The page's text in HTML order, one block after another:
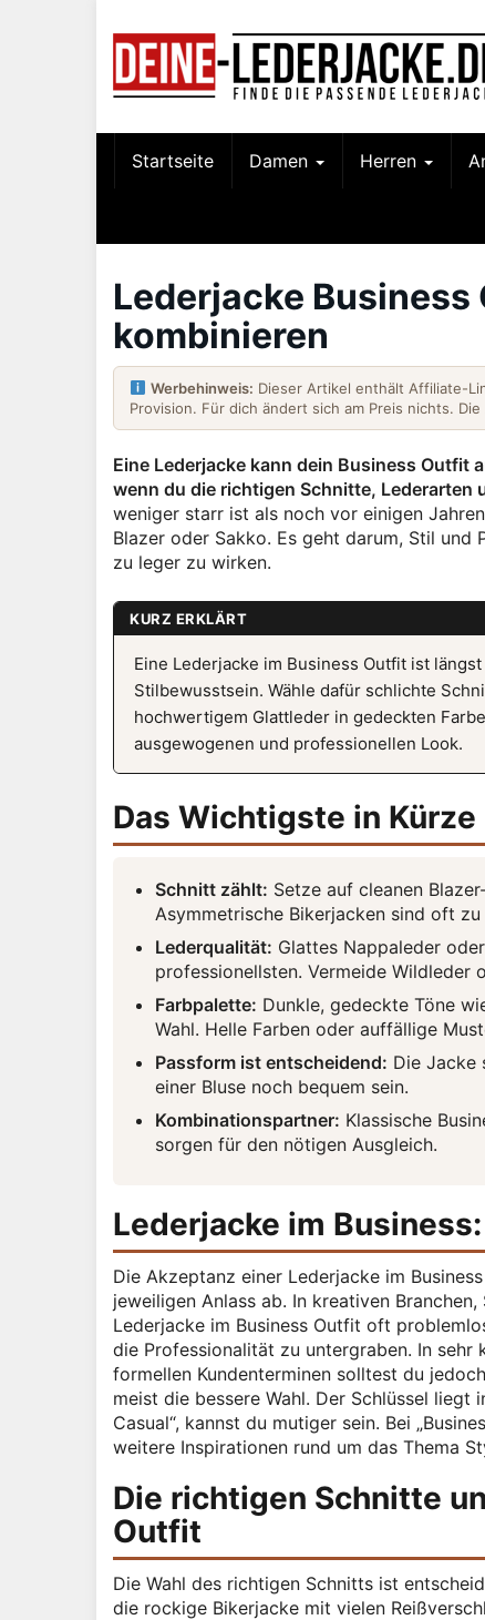
Startseite Damen Herren
Lederjacke
kombinieren
Werbehinweis: Dieser Artikel enthält Affiliate-
Provision. Für dich ändert sich am Preis nichts.
Eine Lederjacke kann dein Business Outfit
wenn du die richtigen Schnitte, Lederarten
weniger starr ist als noch vor einigen
Blazer oder Sakko. Es geht darum, Stil
zu leger zu wirken.
KURZ ERKLÄRT
Eine Lederjacke im Business Outfit ist
Stilbewusstsein. Wähle dafür schlichte
hochwertigem Glattleder in gedeckten
ausgewogenen und professionellen Look.
Das Wichtigste in Kürze
Schnitt zählt: Setze auf cleanen
Asymmetrische Bikerjacken sind oft
Lederqualität: Glattes Nappaleder
professionellsten. Vermeide Wildleder
Farbpalette: Dunkle, gedeckte Töne
Wahl. Helle Farben oder auffällige
Passform ist entscheidend: Die Jacke
einer Bluse noch bequem sein.
Kombinationspartner: Klassische
sorgen für den nötigen Ausgleich.
Lederjacke im
Die Akzeptanz einer Lederjacke im
jeweiligen Anlass ab. In kreativen
Lederjacke im Business Outfit oft
die Professionalität zu untergraben. In sehr
formellen Kundenterminen solltest du
meist die bessere Wahl. Der Schlüssel liegt
Casual“, kannst du mutiger sein. Bei
weitere Inspirationen rund um das Thema
Die richtigen Schnitte
Outfit
Die Wahl des richtigen Schnitts ist
die rockige Bikerjacke mit vielen